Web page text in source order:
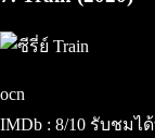
ocn
IMDb : 8/10 รับชมไ